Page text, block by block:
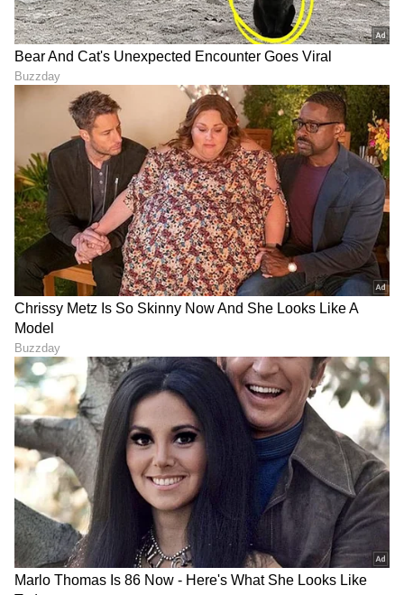
CK Chethan Kumar
ಎಲೆಕ್ಟ್ರಾನಿಕ್, ಡಿಜಿಟಲ್ ಮಾಧ್ಯಮ ಸೇರಿ ಪತ್ರಿಕೋದ್ಯಮದಲ್ಲಿ 13
ವರ್ಷಗಳ ಅನುಭವ. ಊರು ಧರ್ಮಸ್ಥಳ. ಪತ್ರಿಕೋದ್ಯಮ
ಸ್ನಾತಕೋತ್ತರ ಪದವಿ ಪಡೆದಿದ್ದು ಉಜಿರೆ ಎಸ್‌ಡಿಎಂನಲ್ಲಿ. ಟಿವಿ9,
ಸ್ಟಾರ್ ಸ್ಪೋರ್ಟ್ಸ್‌ನಲ್ಲಿ ಕಾರ್ಯ ನಿರ್ವಹಿಸಿದ ಅನುಭವವಿದೆ.
ರಾಷ್ಟ್ರೀಯ, ಅಂತಾರಾಷ್ಟ್ರೀಯ, ಜಿಯೋ ಪಾಲಿಟಿಕ್ಸ್, ಆಟೋ, ಟೆಕ್,
ಸ್ಪೋರ್ಟ್ಸ್..ಏನೇ ಕೊಟ್ಟರೂ ಬರೆಯೋದು ನನ್ನ ಶಕ್ತಿ.
ಮುಂಬೈ ವೈರಲ್ ಸುದ್ದಿ
ಕ್ರಿಕೆಟ್ ಮತ್ತು ಕ್ರೀಡಾ ಜಗತ್ತಿನ (Sports News in
Kannada) ಕ್ಷಣಕ್ಷಣದ ಕನ್ನಡ ಸುದ್ದಿ ಅಪ್ಡೇಟ್‌ಗಳಿಗಾಗಿ
ಏಷ್ಯಾನೆಟ್ ಸುವರ್ಣ ನ್ಯೂಸ್‌ ಫಾಲೋ ಮಾಡಿ.IPL
Liveಸೇರಿದಂತೆ ಟೀಂ ಇಂಡಿಯಾದ ಬ್ರೇಕಿಂಗ್ ಸುದ್ದಿ
(Cricket News in Kannada), ವಿಶೇಷ ವರದಿಗಳು
ಮತ್ತು ನೇರ ಪ್ರಸಾರಗಳೊಂದಿಗೆ ಸಂಪೂರ್ಣ ಮಾಹಿತಿ
ನಿಮ್ಮ ಒಂದೇ ಕ್ಲಿಕ್‌ನಲ್ಲಿ ಲಭ್ಯ. ಏಷ್ಯಾನೆಟ್ ಸುವರ್ಣ
ನ್ಯೂಸ್ ಅಧಿಕೃತ ಆ್ಯಪ್ ಡೌನ್‌ಲೋಡ್ ಮಾಡಿ ಹಾಗೂ
ಎಲ್ಲಾ ಅಪ್‌ಡೇಟ್ ಗಳನ್ನು ಪಡೆಯಿರಿ.